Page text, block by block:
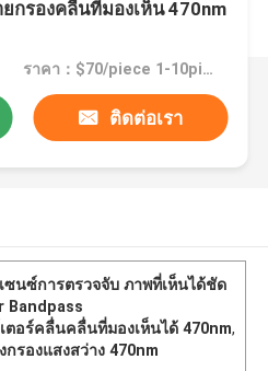
กรองคลื่นที่มองเห็น 470nm
ราคา：$70/piece 1-10pieces; $65/piece 11-50pieces; $60/piece >=51pieces
ติดต่อเรา
ซนซ์การตรวจจับ ภาพที่เห็นได้ชัด
Bandpass
ตอร์คลื่นคลื่นที่มองเห็นได้ 470nm,
กรองแสงสว่าง 470nm